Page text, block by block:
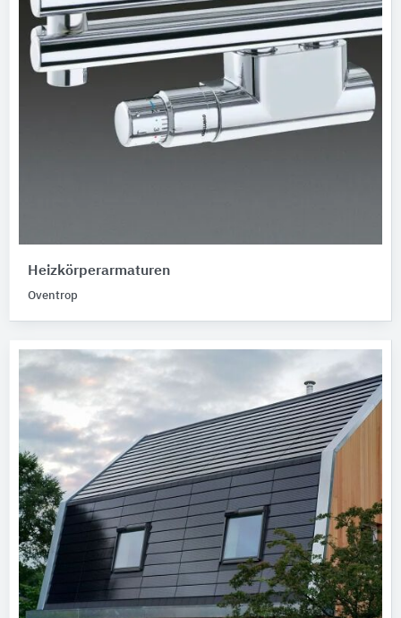
Heizkörperarmaturen
Oventrop